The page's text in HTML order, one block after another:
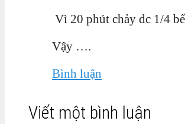
Vì 20 phút chảy dc 1/4
Vậy ….
Bình luận
Viết một bình luận